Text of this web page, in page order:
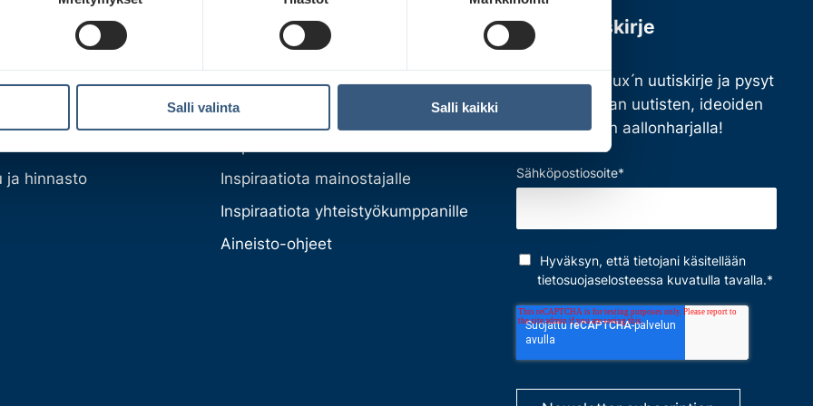
Salli valinta Salli kaikki
ja ratkaisut
tuotteeet
ja hinnasto
Inspiraatio
Ajankohtaista
Asiakastarinat
Inspiraatiota mainostajalle
Inspiraatiota yhteistyökumppanille
Aineisto-ohjeet
Tilaa uutiskirje
Tilaa JCDecaux ́n uutiskirje ja pysyt
ulkomainonnan uutisten, ideoiden
ja inspiraation aallonharjalla!
Sähköpostiosoite*
Hyväksyn, että tietojani käsitellään
tietosuojaselosteessa kuvatulla tavalla.*